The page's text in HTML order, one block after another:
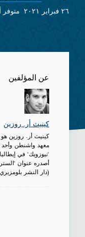
٢٦ فبراير ٢٠٢١ متوفر
عن المؤلفين
كينيث أر. روزين
كينيث أر. روزين
معهد واشنطن
"نيوزويك" في
أصدره عنوان
(دار النشر